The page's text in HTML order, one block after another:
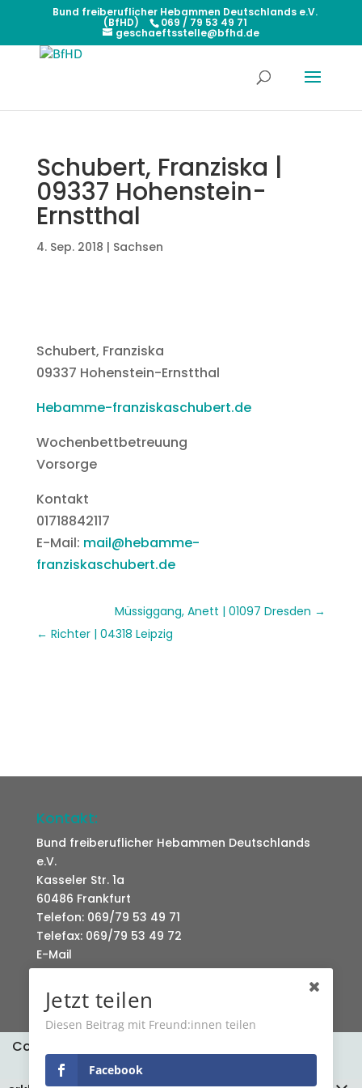
Bund freiberuflicher Hebammen Deutschlands e.V.
(BfHD) 069 / 79 53 49 71
geschaeftsstelle@bfhd.de
Schubert, Franziska |
09337 Hohenstein-
Ernstthal
4. Sep. 2018 | Sachsen
Schubert, Franziska
09337 Hohenstein-Ernstthal
Hebamme-franziskaschubert.de
Wochenbettbetreuung
Vorsorge
Kontakt
01718842117
E-Mail: mail@hebamme-
franziskaschubert.de
Müssiggang, Anett | 01097 Dresden
Richter | 04318 Leipzig
Kontakt:
Bund freiberuflicher Hebammen Deutschlands
e.V.
Kasseler Str. 1a
60486 Frankfurt
Telefon: 069/79 53 49 71
Telefax: 069/79 53 49 72
E-Mail
Datenschutz Kontakt
Jetzt teilen
Diesen Beitrag mit Freund:innen teilen
Facebook
Cookies erleichtern die Bereitstellung unserer
Dienste. Mit der Nutzung unserer Dienste